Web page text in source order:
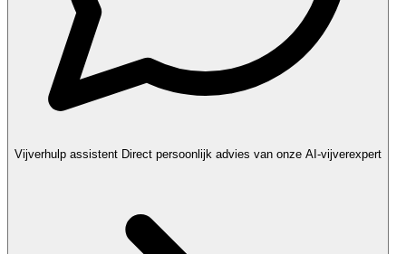
Vijverhulp assistent Direct persoonlijk advies van onze AI-vijverexpert